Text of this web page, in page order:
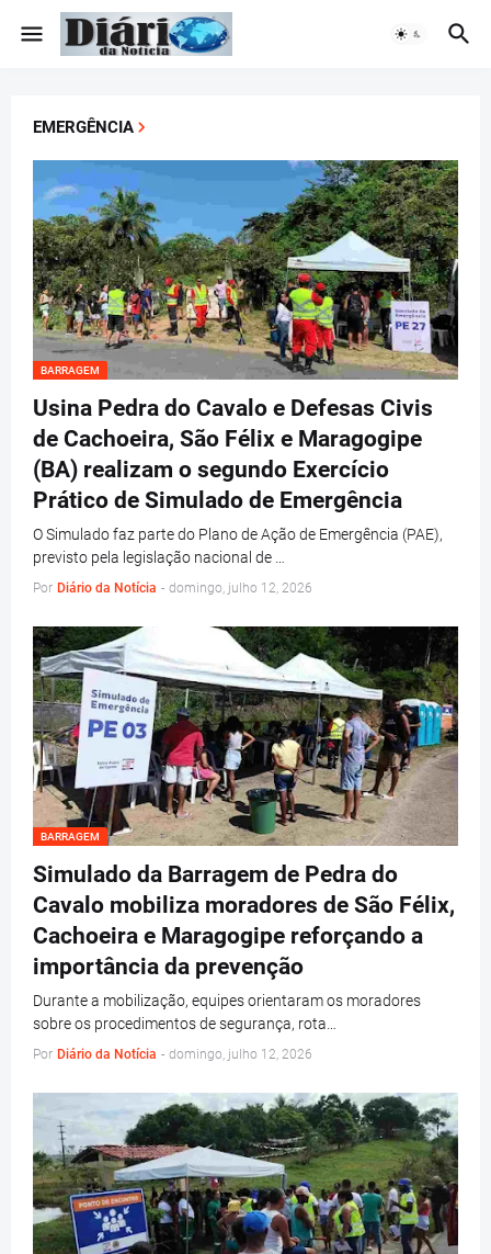
EMERGÊNCIA
BARRAGEM
Usina Pedra do Cavalo e Defesas Civis
de Cachoeira, São Félix e Maragogipe
(BA) realizam o segundo Exercício
Prático de Simulado de Emergência
O Simulado faz parte do Plano de Ação de Emergência (PAE),
previsto pela legislação nacional de …
Por Diário da Notícia - domingo, julho 12, 2026
BARRAGEM
Simulado da Barragem de Pedra do
Cavalo mobiliza moradores de São Félix,
Cachoeira e Maragogipe reforçando a
importância da prevenção
Durante a mobilização, equipes orientaram os moradores
sobre os procedimentos de segurança, rota…
Por Diário da Notícia - domingo, julho 12, 2026